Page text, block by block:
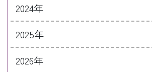
2024年
2025年
2026年